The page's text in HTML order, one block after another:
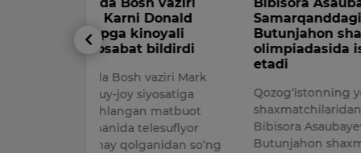
Samarqanddagi
Butunjahon shaxmat
olimpiadasida ishtirok
Qozog‘istonning yetakchi
shaxmatchilaridan biri
Bibisora Asaubayeva 46-
Butunjahon shaxmat
million
dorilarni
ushlandi
umumiy
million